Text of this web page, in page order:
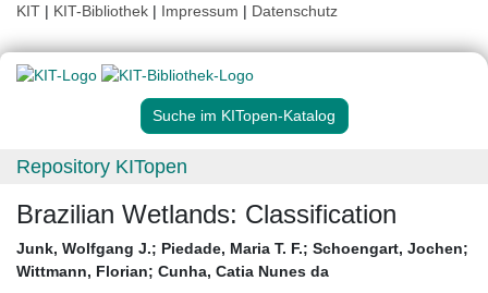
KIT | KIT-Bibliothek | Impressum | Datenschutz
Suche im KITopen-Katalog
Repository KITopen
Brazilian Wetlands: Classification
Junk, Wolfgang J.; Piedade, Maria T. F.; Schoengart, Jochen;
Wittmann, Florian; Cunha, Catia Nunes da